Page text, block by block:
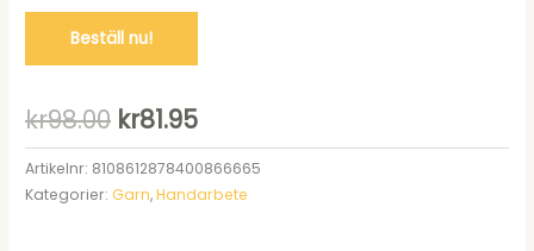
Beställ nu!
kr98.00 Det
ursprungliga
priset
kr81.95Det
nuvarande
priset
Artikelnr: 8108612878400866665
Kategorier: Garn,Handarbete